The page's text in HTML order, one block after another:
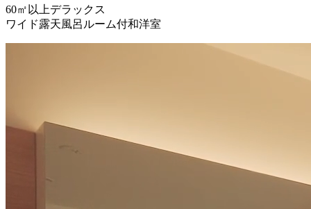
60㎡以上デラックス
ワイド露天風呂ルーム付和洋室